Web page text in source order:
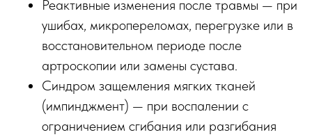
Реактивные изменения после травмы — при
ушибах, микропереломах, перегрузке или в
восстановительном периоде после
артроскопии или замены сустава.
Синдром защемления мягких тканей
(импинджмент) — при воспалении с
ограничением сгибания или разгибания